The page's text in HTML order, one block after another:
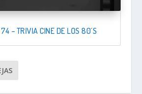
– TRIVIA CINE DE LOS 80´S